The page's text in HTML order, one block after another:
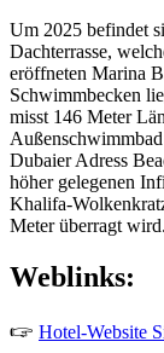
Um 2025 befindet
Dachterrasse,
eröffneten Marina
Schwimmbecken
misst 146 Meter
Dubaier Adress
höher gelegenen
Khalifa-
Meter überragt
Weblinks:
🖙 Hotel-Website